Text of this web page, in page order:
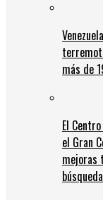
más de
El
el Gran
mejoras